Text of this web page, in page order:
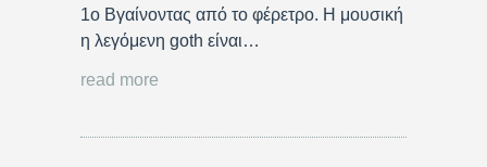
1ο Βγαίνοντας από το φέρετρο. Η μουσική
η λεγόμενη goth είναι…
read more